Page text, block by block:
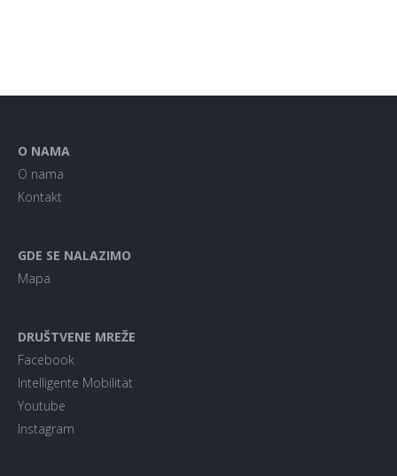
O NAMA
O nama
Kontakt
GDE SE NALAZIMO
Mapa
DRUŠTVENE MREŽE
Facebook
Intelligente Mobilität
Youtube
Instagram